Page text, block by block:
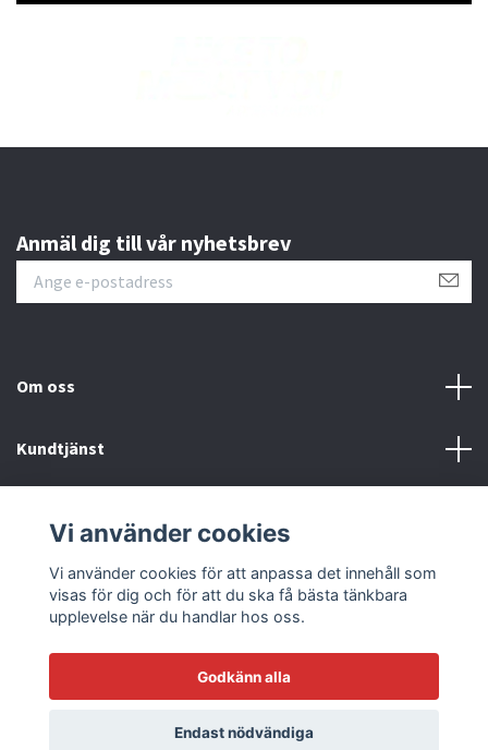
Anmäl dig till vår nyhetsbrev
Om oss
Kundtjänst
Sociala medier
© 2026 Racetrack by Bilmodecenter - EST 1979
Vi använder cookies
Vi använder cookies för att anpassa det innehåll som
visas för dig och för att du ska få bästa tänkbara
upplevelse när du handlar hos oss.
Godkänn alla
Endast nödvändiga